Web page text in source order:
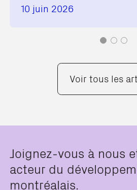
10 juin 2026
Voir tous les
Joignez-vous à nous
acteur du
montréalais.